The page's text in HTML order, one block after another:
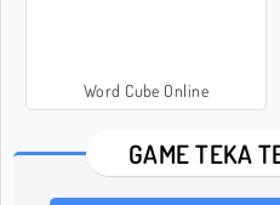
Word Cube Online
GAME TEKA